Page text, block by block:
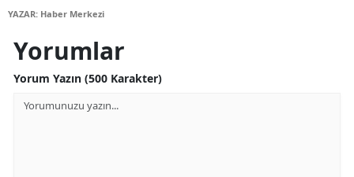
YAZAR: Haber Merkezi
Yorumlar
Yorum Yazın (500 Karakter)